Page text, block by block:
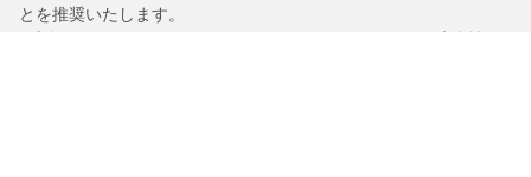
とを推奨いたします。